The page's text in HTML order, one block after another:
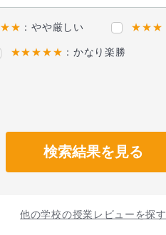
★★ ：やや厳しい ★★★
★★★★★ ：かなり楽勝
検索結果を見る
他の学校の授業レビューを探す